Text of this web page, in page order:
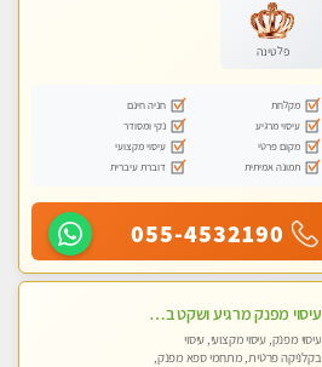
טנטרה, עיסוי מגבר לגבר, עיסוי מגבר
לאישה
פלטינה
מקלחת
חניה חינם
עיסוי מרגיע
נקי ומסודר
מקום פרטי
עיסוי מקצועי
תמונה אמיתית
דוברת עיברית
055-4532190
עיסוי מפנק מרגיע ושקט במקום מדהים עיסוי מושקע מאוד -טל-04-8704141
עיסוי מפנק, עיסוי מקצועי, עיסוי
בקלניקה פרטית, מתחמי ספא מפנק,